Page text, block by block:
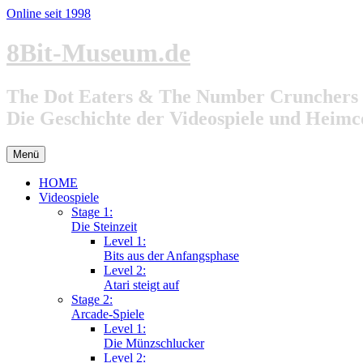
Online seit 1998
Zum
Inhalt
8Bit-Museum.de
The Dot Eaters & The Number Crunchers
Die Geschichte der Videospiele und
Menü
HOME
Videospiele
Stage 1:
Die Steinzeit
Level 1:
Bits aus der Anfangsphase
Level 2:
Atari steigt auf
Stage 2:
Arcade-Spiele
Level 1:
Die Münzschlucker
Level 2: